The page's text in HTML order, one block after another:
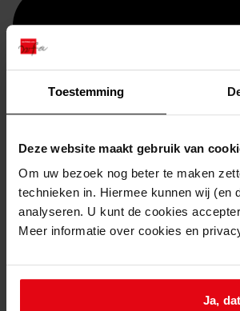
Toestemming
Deze website maakt gebruik van
Om uw bezoek nog beter te maken
technieken in. Hiermee kunnen wij (en
analyseren. U kunt de cookies
Meer informatie over cookies en
Ja,
Printen
duurzaam webadres